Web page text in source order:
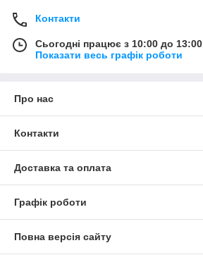
Контакти
Сьогодні працює з 10:00 до 13:00
Показати весь графік роботи
Про нас
Контакти
Доставка та оплата
Графік роботи
Повна версія сайту